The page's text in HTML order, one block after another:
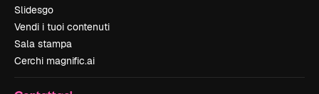
Slidesgo
Vendi i tuoi contenuti
Sala stampa
Cerchi magnific.ai